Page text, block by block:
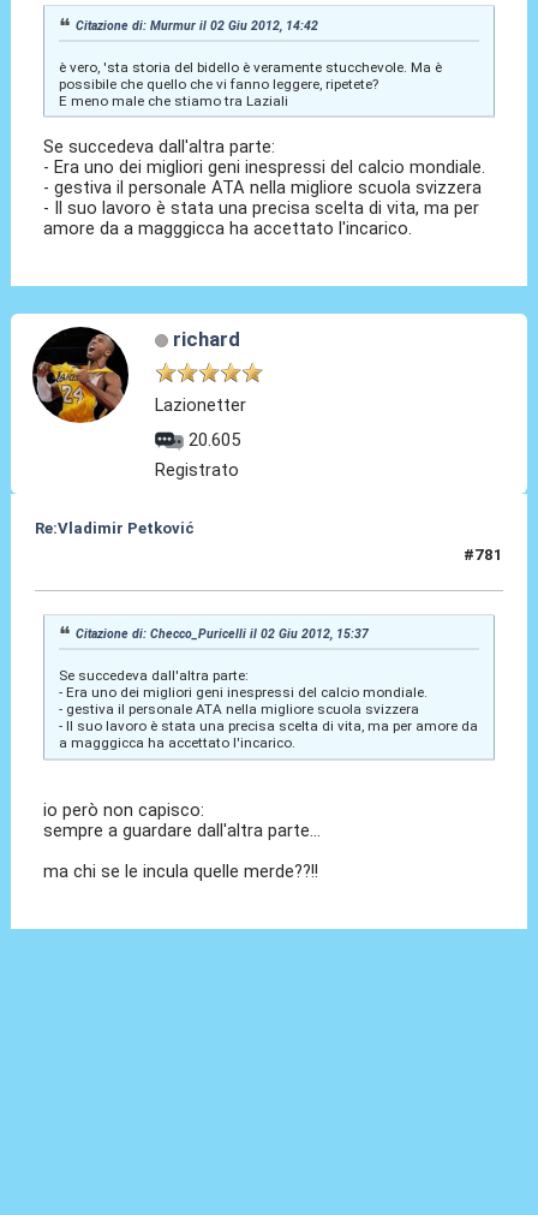
Citazione di: Murmur il 02 Giu 2012, 14:42
è vero, 'sta storia del bidello è veramente stucchevole. Ma è
possibile che quello che vi fanno leggere, ripetete?
E meno male che stiamo tra Laziali
Se succedeva dall'altra parte:
- Era uno dei migliori geni inespressi del calcio mondiale.
- gestiva il personale ATA nella migliore scuola svizzera
- Il suo lavoro è stata una precisa scelta di vita, ma per
amore da a magggicca ha accettato l'incarico.
richard
Lazionetter
20.605
Registrato
Re:Vladimir Petković
#781
Citazione di: Checco_Puricelli il 02 Giu 2012, 15:37
Se succedeva dall'altra parte:
- Era uno dei migliori geni inespressi del calcio mondiale.
- gestiva il personale ATA nella migliore scuola svizzera
- Il suo lavoro è stata una precisa scelta di vita, ma per amore da
a magggicca ha accettato l'incarico.
io però non capisco:
sempre a guardare dall'altra parte...
ma chi se le incula quelle merde??!!